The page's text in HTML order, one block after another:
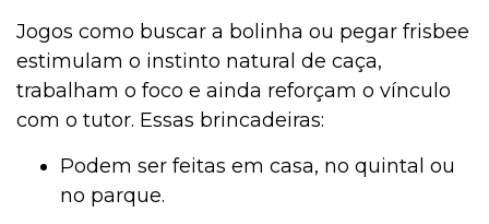
Jogos como buscar a bolinha ou pegar frisbee
estimulam o instinto natural de caça,
trabalham o foco e ainda reforçam o vínculo
com o tutor. Essas brincadeiras:
Podem ser feitas em casa, no quintal ou
no parque.